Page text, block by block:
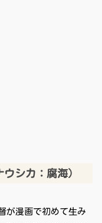
シカ：腐海）
が漫画で初めて生み